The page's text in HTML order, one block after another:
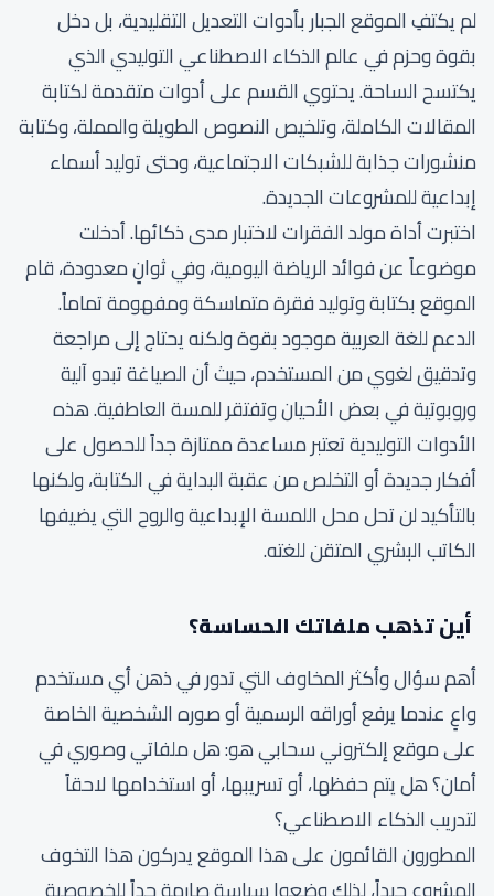
لم يكتفِ الموقع الجبار بأدوات التعديل التقليدية، بل دخل
بقوة وحزم في عالم الذكاء الاصطناعي التوليدي الذي
يكتسح الساحة. يحتوي القسم على أدوات متقدمة لكتابة
المقالات الكاملة، وتلخيص النصوص الطويلة والمملة، وكتابة
منشورات جذابة للشبكات الاجتماعية، وحتى توليد أسماء
إبداعية للمشروعات الجديدة.
اختبرت أداة مولد الفقرات لاختبار مدى ذكائها. أدخلت
موضوعاً عن فوائد الرياضة اليومية، وفي ثوانٍ معدودة، قام
الموقع بكتابة وتوليد فقرة متماسكة ومفهومة تماماً.
الدعم للغة العربية موجود بقوة ولكنه يحتاج إلى مراجعة
وتدقيق لغوي من المستخدم، حيث أن الصياغة تبدو آلية
وروبوتية في بعض الأحيان وتفتقر للمسة العاطفية. هذه
الأدوات التوليدية تعتبر مساعدة ممتازة جداً للحصول على
أفكار جديدة أو التخلص من عقبة البداية في الكتابة، ولكنها
بالتأكيد لن تحل محل اللمسة الإبداعية والروح التي يضيفها
الكاتب البشري المتقن للغته.
أين تذهب ملفاتك الحساسة؟
أهم سؤال وأكثر المخاوف التي تدور في ذهن أي مستخدم
واعٍ عندما يرفع أوراقه الرسمية أو صوره الشخصية الخاصة
على موقع إلكتروني سحابي هو: هل ملفاتي وصوري في
أمان؟ هل يتم حفظها، أو تسريبها، أو استخدامها لاحقاً
لتدريب الذكاء الاصطناعي؟
المطورون القائمون على هذا الموقع يدركون هذا التخوف